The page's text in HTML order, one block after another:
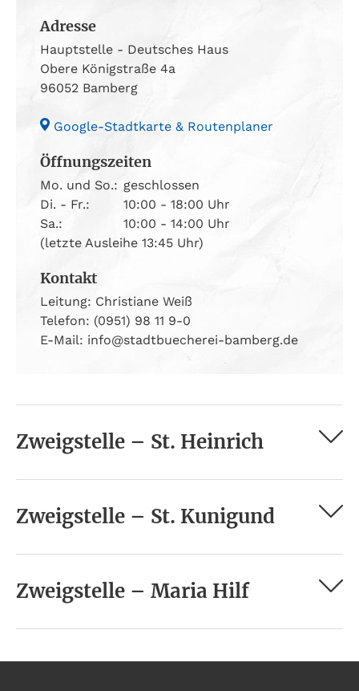
Adresse
Hauptstelle - Deutsches Haus
Obere Königstraße 4a
96052 Bamberg
Google-Stadtkarte & Routenplaner
Öffnungszeiten
Mo. und So.: geschlossen
Di. - Fr.:
10:00 - 18:00 Uhr
Sa.:
10:00 - 14:00 Uhr
(letzte Ausleihe 13:45 Uhr)
Kontakt
Leitung: Christiane Weiß
Telefon: (0951) 98 11 9-0
E-Mail: info@stadtbuecherei-bamberg.de
Zweigstelle – St. Heinrich
Zweigstelle – St. Kunigund
Zweigstelle – Maria Hilf